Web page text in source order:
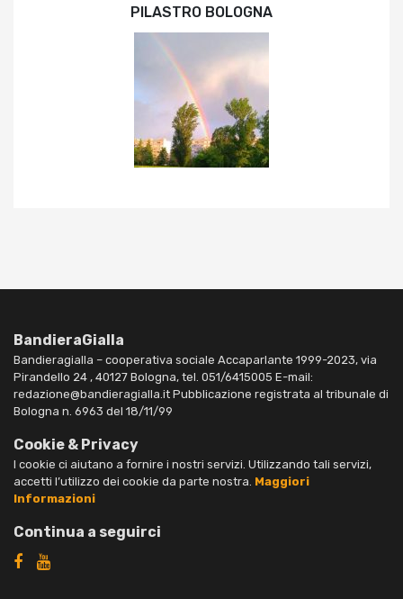
PILASTRO BOLOGNA
BandieraGialla
Bandieragialla – cooperativa sociale Accaparlante 1999-2023, via
Pirandello 24 , 40127 Bologna, tel. 051/6415005 E-mail:
redazione@bandieragialla.it Pubblicazione registrata al tribunale di
Bologna n. 6963 del 18/11/99
Cookie & Privacy
I cookie ci aiutano a fornire i nostri servizi. Utilizzando tali servizi,
accetti l’utilizzo dei cookie da parte nostra. Maggiori
Informazioni
Continua a seguirci